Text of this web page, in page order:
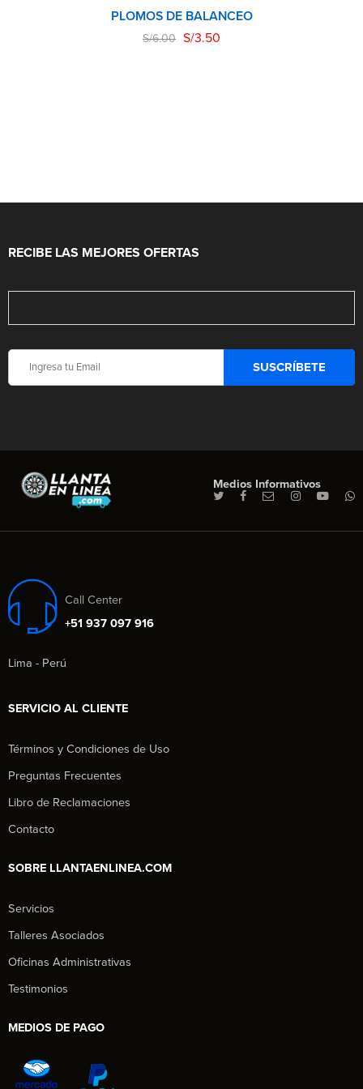
PLOMOS DE BALANCEO
S/6.00 S/3.50
RECIBE LAS MEJORES OFERTAS
Medios Informativos
Call Center
+51 937 097 916
Lima - Perú
SERVICIO AL CLIENTE
Términos y Condiciones de Uso
Preguntas Frecuentes
Libro de Reclamaciones
Contacto
SOBRE LLANTAENLINEA.COM
Servicios
Talleres Asociados
Oficinas Administrativas
Testimonios
MEDIOS DE PAGO